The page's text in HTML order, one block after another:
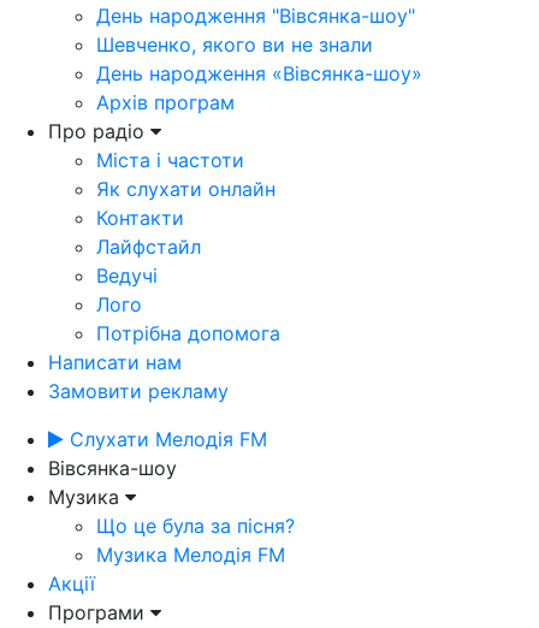
День народження "Вівсянка-шоу"
Шевченко, якого ви не знали
День народження «Вівсянка-шоу»
Архів програм
Про радіо
Міста і частоти
Як слухати онлайн
Контакти
Лайфстайл
Ведучі
Лого
Потрібна допомога
Написати нам
Замовити рекламу
Слухати Мелодія FM
Вівсянка-шоу
Музика
Що це була за пісня?
Музика Мелодія FM
Акції
Програми